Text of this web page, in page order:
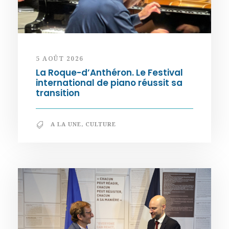
5 AOÛT 2026
La Roque-d’Anthéron. Le Festival
international de piano réussit sa
transition
A LA UNE, CULTURE